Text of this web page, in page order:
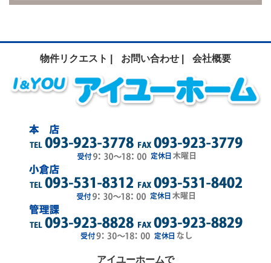
物件リクエスト | お問い合わせ | 会社概要
アイユーホームで